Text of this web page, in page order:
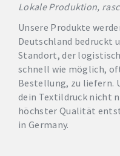
Lokale Produktion,
Unsere Produkte
Deutschland bedruckt
Standort, der
schnell wie möglich,
Bestellung, zu liefern.
dein Textildruck nicht
höchster Qualität
in Germany.